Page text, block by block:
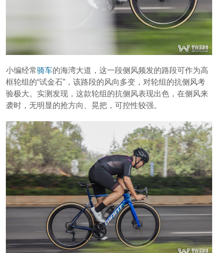
小编经常骑车的海湾大道，这一段侧风频发的路段可作为高
框轮组的“试金石”，该路段的风向多变，对轮组的抗侧风考
验极大。实测发现，这款轮组的抗侧风表现出色，在侧风来
袭时，无明显的抢方向、晃把，可控性较强。